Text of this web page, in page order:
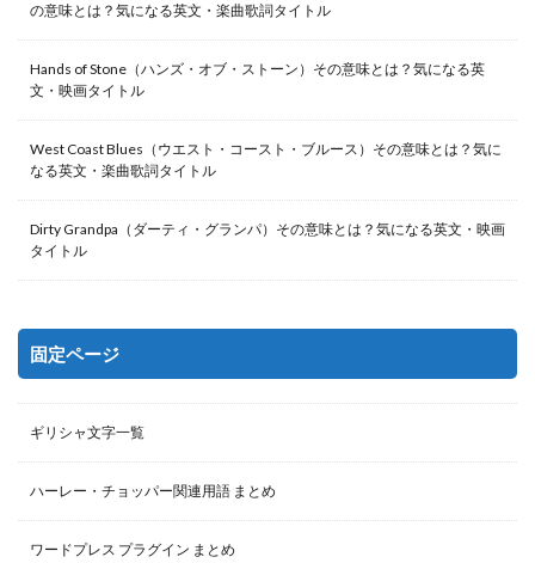
の意味とは？気になる英文・楽曲歌詞タイトル
Hands of Stone（ハンズ・オブ・ストーン）その意味とは？気になる英
文・映画タイトル
West Coast Blues（ウエスト・コースト・ブルース）その意味とは？気に
なる英文・楽曲歌詞タイトル
Dirty Grandpa（ダーティ・グランパ）その意味とは？気になる英文・映画
タイトル
固定ページ
ギリシャ文字一覧
ハーレー・チョッパー関連用語 まとめ
ワードプレス プラグイン まとめ